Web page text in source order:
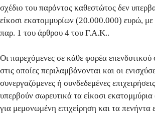
σχέδιο του παρόντος καθεστώτος δεν
είκοσι εκατομμυρίων (20.000.000) ευρώ,
παρ. 1 του άρθρου 4 του Γ.Α.Κ..
Οι παρεχόμενες σε κάθε φορέα επενδυτικού
στις οποίες περιλαμβάνονται και οι
συνεργαζόμενες ή συνδεδεμένες
υπερβούν σωρευτικά τα είκοσι
για μεμονωμένη επιχείρηση και τα πενήντα